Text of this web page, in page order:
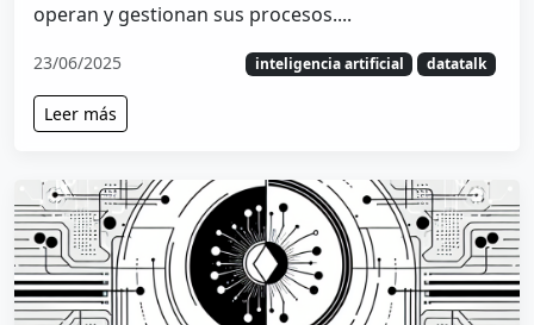
operan y gestionan sus procesos....
23/06/2025 inteligencia artificial datatalk
Leer más